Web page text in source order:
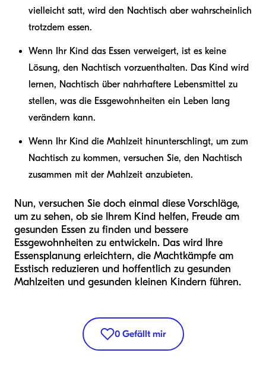
vielleicht satt, wird den Nachtisch aber wahrscheinlich
trotzdem essen.
Wenn Ihr Kind das Essen verweigert, ist es keine
Lösung, den Nachtisch vorzuenthalten. Das Kind wird
lernen, Nachtisch über nahrhaftere Lebensmittel zu
stellen, was die Essgewohnheiten ein Leben lang
verändern kann.
Wenn Ihr Kind die Mahlzeit hinunterschlingt, um zum
Nachtisch zu kommen, versuchen Sie, den Nachtisch
zusammen mit der Mahlzeit anzubieten.
Nun, versuchen Sie doch einmal diese Vorschläge,
um zu sehen, ob sie Ihrem Kind helfen, Freude am
gesunden Essen zu finden und bessere
Essgewohnheiten zu entwickeln. Das wird Ihre
Essensplanung erleichtern, die Machtkämpfe am
Esstisch reduzieren und hoffentlich zu gesunden
Mahlzeiten und gesunden kleinen Kindern führen.
0 Gefällt mir